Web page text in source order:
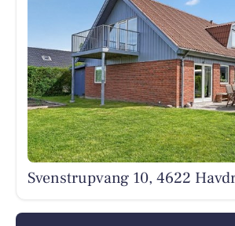
Svenstrupvang 10, 4622